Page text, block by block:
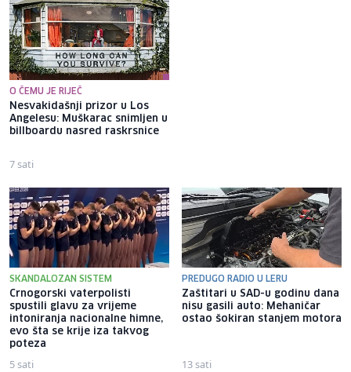
O ČEMU JE RIJEČ
Nesvakidašnji prizor u Los
Angelesu: Muškarac snimljen u
billboardu nasred raskrsnice
7 sati
SKANDALOZAN SISTEM
Crnogorski vaterpolisti
spustili glavu za vrijeme
intoniranja nacionalne himne,
evo šta se krije iza takvog
poteza
5 sati
PREDUGO RADIO U LERU
Zaštitari u SAD-u godinu dana
nisu gasili auto: Mehaničar
ostao šokiran stanjem motora
13 sati